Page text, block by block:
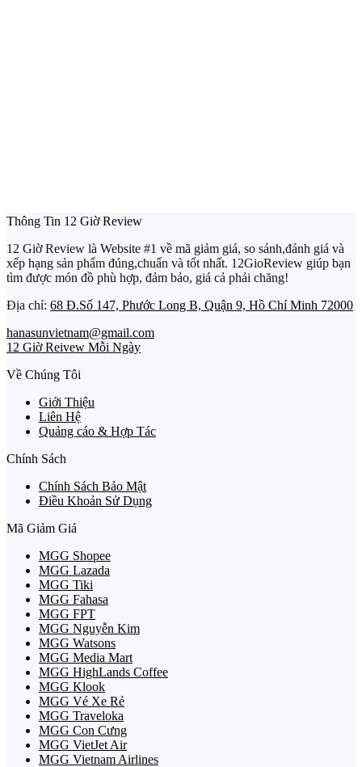
Thông Tin 12 Giờ Review
12 Giờ Review là Website #1 về mã giảm giá, so sánh,đánh giá và
xếp hạng sản phẩm đúng,chuẩn và tốt nhất. 12GioReview giúp bạn
tìm được món đồ phù hợp, đảm bảo, giá cả phải chăng!
Địa chỉ: 68 Đ.Số 147, Phước Long B, Quận 9, Hồ Chí Minh 72000
hanasunvietnam@gmail.com
12 Giờ Reivew Mỗi Ngày
Về Chúng Tôi
Giới Thiệu
Liên Hệ
Quảng cáo & Hợp Tác
Chính Sách
Chính Sách Bảo Mật
Điều Khoản Sử Dụng
Mã Giảm Giá
MGG Shopee
MGG Lazada
MGG Tiki
MGG Fahasa
MGG FPT
MGG Nguyễn Kim
MGG Watsons
MGG Media Mart
MGG HighLands Coffee
MGG Klook
MGG Vé Xe Rẻ
MGG Traveloka
MGG Con Cưng
MGG VietJet Air
MGG Vietnam Airlines